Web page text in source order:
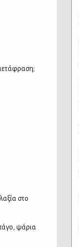
στο
ψάρια